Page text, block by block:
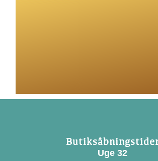
Uge 32